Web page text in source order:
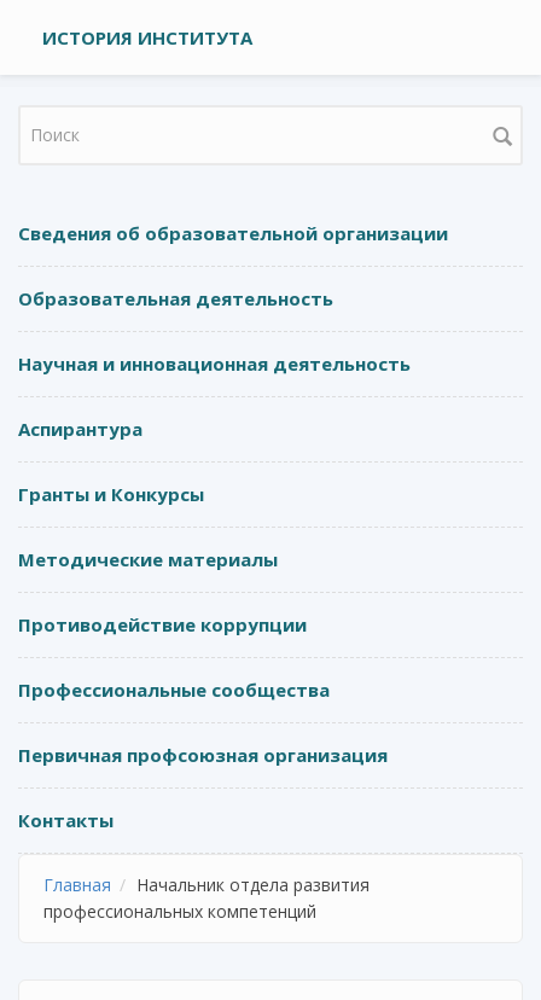
ИСТОРИЯ ИНСТИТУТА
Форма поиска
Сведения об образовательной организации
Образовательная деятельность
Научная и инновационная деятельность
Аспирантура
Гранты и Конкурсы
Методические материалы
Противодействие коррупции
Профессиональные сообщества
Первичная профсоюзная организация
Контакты
Главная
Начальник отдела развития
профессиональных компетенций